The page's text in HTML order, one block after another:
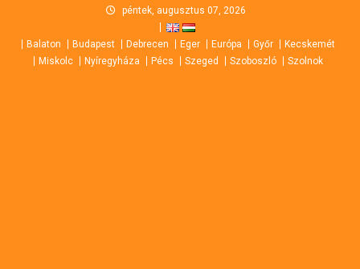
content
péntek, augusztus 07, 2026
Balaton Budapest Debrecen Eger Európa Győr
Kecskemét
Miskolc
Nyíregyháza Pécs Szeged Szoboszló Szolnok